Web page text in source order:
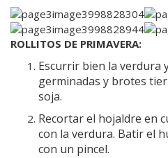
ROLLITOS DE PRIMAVERA:
Escurrir bien la verdura
germinadas y brotes
soja.
Recortar el hojaldre en
con la verdura. Batir el
con un pincel.